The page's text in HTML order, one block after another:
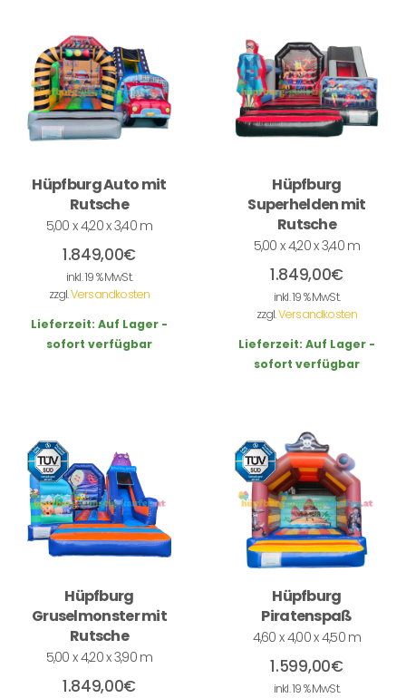
Hüpfburg Auto mit
Rutsche
5,00 x 4,20 x 3,40 m
1.849,00€
inkl. 19 % MwSt.
zzgl.Versandkosten
Lieferzeit: Auf Lager -
sofort verfügbar
Hüpfburg
Superhelden mit
Rutsche
5,00 x 4,20 x 3,40 m
1.849,00€
inkl. 19 % MwSt.
zzgl.Versandkosten
Lieferzeit: Auf Lager -
sofort verfügbar
Hüpfburg
Gruselmonster mit
Rutsche
5,00 x 4,20 x 3,90 m
1.849,00€
Hüpfburg
Piratenspaß
4,60 x 4,00 x 4,50 m
1.599,00€
inkl. 19 % MwSt.